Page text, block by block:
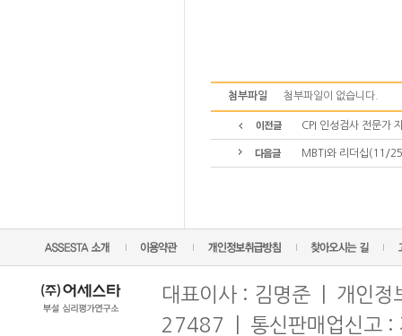
첨부파일 첨부파일이 없습니다.
CPI 인성검사 전문
MBTI와 리더십(11/
대표이사 : 김명준 | 개인
27487 | 통신판매업신고